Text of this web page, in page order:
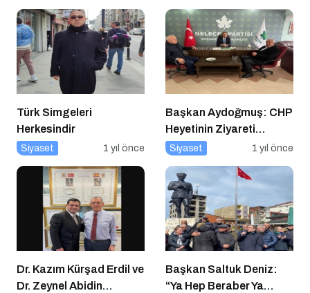
Türk Simgeleri
Herkesindir
Siyaset 1 yıl önce
Başkan Aydoğmuş: CHP
Heyetinin Ziyareti
Memnuniyet Verici
Siyaset 1 yıl önce
Dr. Kazım Kürşad Erdil ve
Dr. Zeynel Abidin
Başkan Saltuk Deniz:
“Ya Hep Beraber Ya